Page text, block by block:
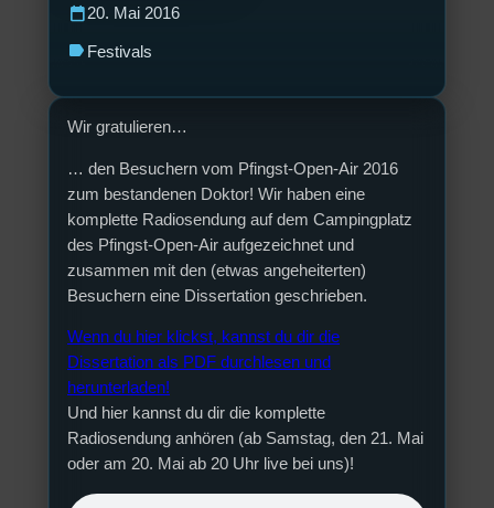
Wir gratulieren…
… den Besuchern vom Pfingst-Open-Air 2016
zum bestandenen Doktor! Wir haben eine
komplette Radiosendung auf dem Campingplatz
des Pfingst-Open-Air aufgezeichnet und
zusammen mit den (etwas angeheiterten)
Besuchern eine Dissertation geschrieben.
Wenn du hier klickst, kannst du dir die
Dissertation als PDF durchlesen und
herunterladen!
Und hier kannst du dir die komplette
Radiosendung anhören (ab Samstag, den 21. Mai
oder am 20. Mai ab 20 Uhr live bei uns)!
calendar_today20. Mai 2016
label Festivals